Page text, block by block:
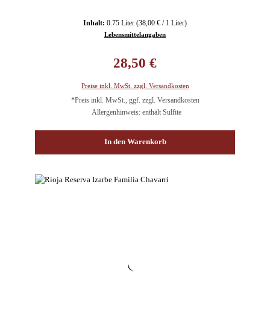
Inhalt: 0.75 Liter (38,00 € / 1 Liter)
Lebensmittelangaben
28,50 €
Preise inkl. MwSt. zzgl. Versandkosten
*Preis inkl. MwSt., ggf. zzgl. Versandkosten
Allergenhinweis: enthält Sulfite
In den Warenkorb